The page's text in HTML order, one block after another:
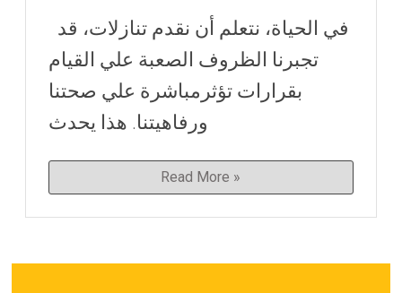
تجبرنا الظروف الصعبة علي القيام
بقرارات تؤثرمباشرة علي صحتنا
ورفاهيتنا. هذا يحدث
Read More »